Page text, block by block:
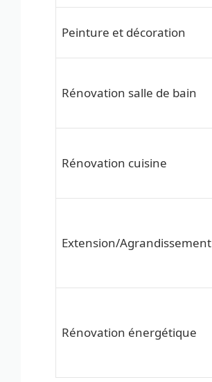
Peinture et décoration
Rénovation salle de bain
Rénovation cuisine
Extension/Agrandissement
Rénovation énergétique